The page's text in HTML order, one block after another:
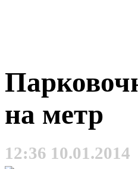
на метр
12:36 10.01.2014